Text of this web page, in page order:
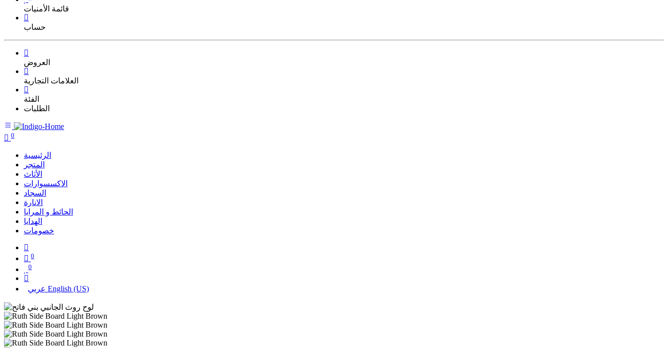
قائمة الأمنيات
حساب
العروض
العلامات التجارية
الفئة
الطلبات
0
الرئيسية
المتجر
الأثاث
الاكسسوارات
السجاد
الانارة
الحائط و المرايا
الهدايا
خصومات
0
0
عربي English (US)